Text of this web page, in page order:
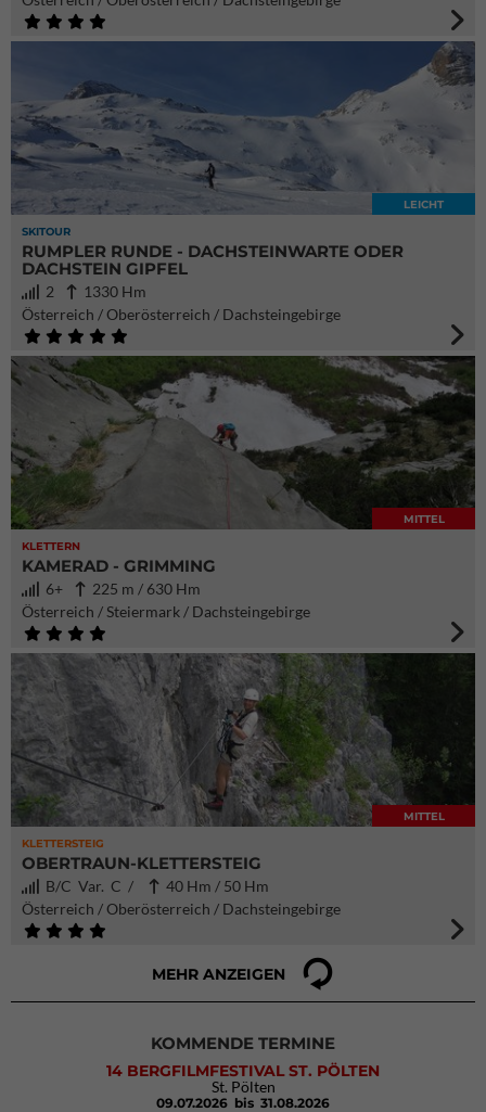
SKITOUR
LEICHT
RUMPLER RUNDE - DACHSTEINWARTE ODER
DACHSTEIN GIPFEL
2
1330 Hm
Österreich / Oberösterreich / Dachsteingebirge
KLETTERN
MITTEL
KAMERAD - GRIMMING
6+
225 m / 630 Hm
Österreich / Steiermark / Dachsteingebirge
KLETTERSTEIG
MITTEL
OBERTRAUN-KLETTERSTEIG
B/C Var. C /
40 Hm / 50 Hm
Österreich / Oberösterreich / Dachsteingebirge
MEHR ANZEIGEN
KOMMENDE TERMINE
14 BERGFILMFESTIVAL ST. PÖLTEN
St. Pölten
09.07.2026 bis 31.08.2026